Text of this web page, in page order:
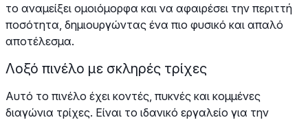
το αναμείξει ομοιόμορφα και να αφαιρέσει την περιττή
ποσότητα, δημιουργώντας ένα πιο φυσικό και απαλό
αποτέλεσμα.
Λοξό πινέλο με σκληρές τρίχες
Αυτό το πινέλο έχει κοντές, πυκνές και κομμένες
διαγώνια τρίχες. Είναι το ιδανικό εργαλείο για την